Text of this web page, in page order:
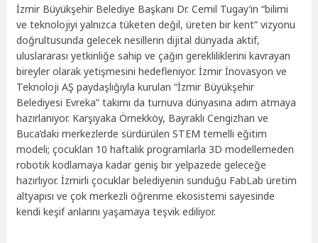
İzmir Büyükşehir Belediye Başkanı Dr. Cemil Tugay’ın “bilimi
ve teknolojiyi yalnızca tüketen değil, üreten bir kent” vizyonu
doğrultusunda gelecek nesillerin dijital dünyada aktif,
uluslararası yetkinliğe sahip ve çağın gerekliliklerini kavrayan
bireyler olarak yetişmesini hedefleniyor. İzmir İnovasyon ve
Teknoloji AŞ paydaşlığıyla kurulan “İzmir Büyükşehir
Belediyesi Evreka” takımı da turnuva dünyasına adım atmaya
hazırlanıyor. Karşıyaka Örnekköy, Bayraklı Cengizhan ve
Buca’daki merkezlerde sürdürülen STEM temelli eğitim
modeli; çocukları 10 haftalık programlarla 3D modellemeden
robotik kodlamaya kadar geniş bir yelpazede geleceğe
hazırlıyor. İzmirli çocuklar belediyenin sunduğu FabLab üretim
altyapısı ve çok merkezli öğrenme ekosistemi sayesinde
kendi keşif anlarını yaşamaya teşvik ediliyor.